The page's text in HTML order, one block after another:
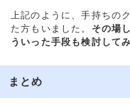
上記のように、手持ちの
た方もいました。 その場
ういった手段も検討して
まとめ